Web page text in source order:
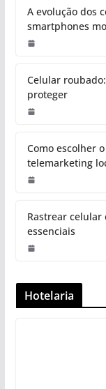
A evolução dos
smartphones
Celular
proteger
Como escolher
telemarketing
Rastrear celular
essenciais
Hotelaria